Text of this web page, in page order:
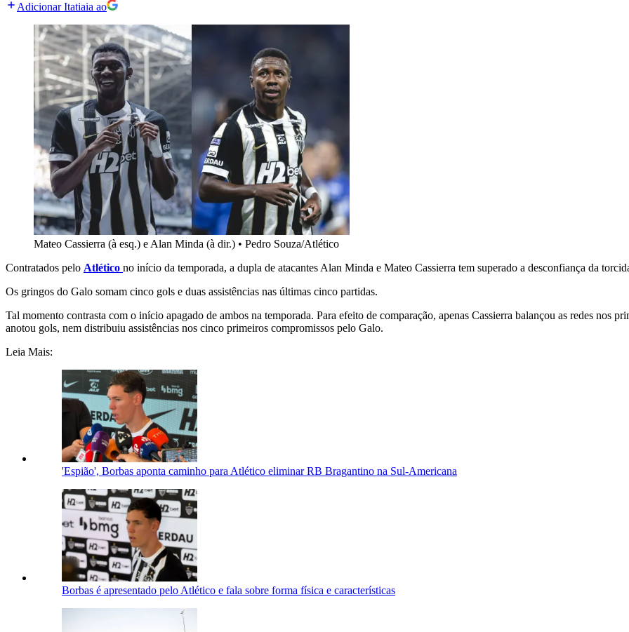
Adicionar Itatiaia ao
Mateo Cassierra (à esq.) e Alan Minda (à dir.) • Pedro Souza/Atlético
Contratados pelo Atlético no início da temporada, a dupla de atacantes Alan Minda e Mateo Cassierra tem superado a desconfiança da
Os gringos do Galo somam cinco gols e duas assistências nas últimas cinco partidas.
Tal momento contrasta com o início apagado de ambos na temporada. Para efeito de comparação, apenas Cassierra balançou as redes nos
anotou gols, nem distribuiu assistências nos cinco primeiros compromissos pelo Galo.
Leia Mais:
'Espião', Borbas aponta caminho para Atlético eliminar RB Bragantino na Sul-Americana
Borbas é apresentado pelo Atlético e fala sobre forma física e características